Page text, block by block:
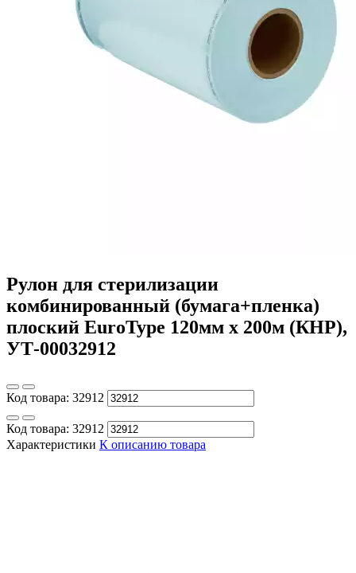
Рулон для стерилизации
комбинированный (бумага+пленка)
плоский EuroType 120мм х 200м (КНР),
УТ-00032912
Код товара: 32912
Код товара: 32912
Характеристики К описанию товара